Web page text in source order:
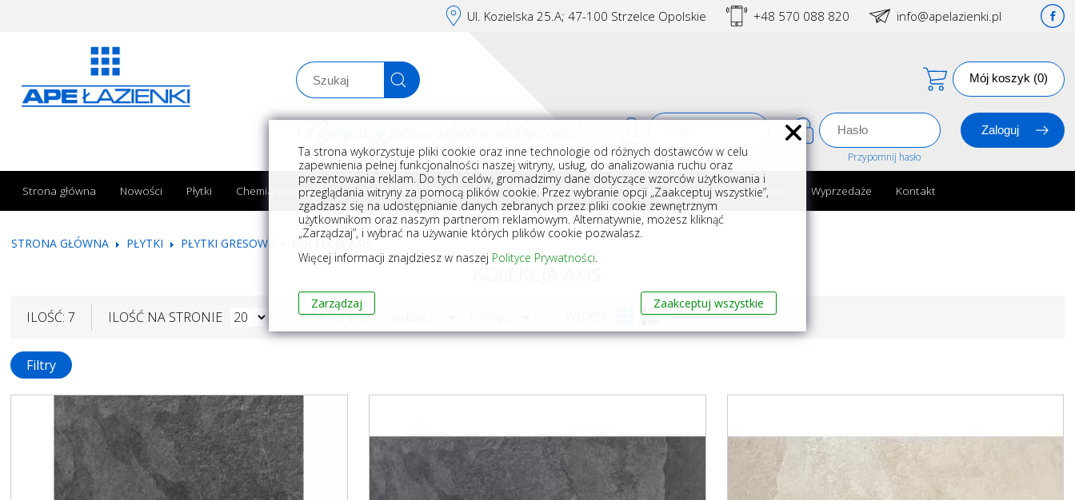
Ul. Kozielska 25.A; 47-100 Strzelce Opolskie +48 570 088 820 info@apelazienki.pl
Mój koszyk (0)
Rejestracja Przypomnij hasło
Strona główna Nowości Płytki Chemia budowlana Akcesoria do układania płytek Wyposażenie Armatura i akcesoria łazienkowe Wyprzedaże Kontakt
STRONA GŁÓWNA PŁYTKI PŁYTKI GRESOWE KOLEKCJA AXIS
KOLEKCJA AXIS
ILOŚĆ: 7 ILOŚĆ NA STRONIE SORTUJ WG
Filtry
Ta strona wykorzystuje pliki cookie oraz inne technologie od różnych dostawców w celu
zapewnienia pełnej funkcjonalności naszej witryny, usług, do analizowania ruchu oraz
prezentowania reklam. Do tych celów, gromadzimy dane dotyczące wzorców użytkowania i
przeglądania witryny za pomocą plików cookie. Przez wybranie opcji „Zaakceptuj wszystkie”,
zgadzasz się na udostępnianie danych zebranych przez pliki cookie zewnętrznym
użytkownikom oraz naszym partnerom reklamowym. Alternatywnie, możesz kliknąć
„Zarządzaj”, i wybrać na używanie których plików cookie pozwalasz.
Więcej informacji znajdziesz w naszej Polityce Prywatności.
Zarządzaj Zaakceptuj wszystkie